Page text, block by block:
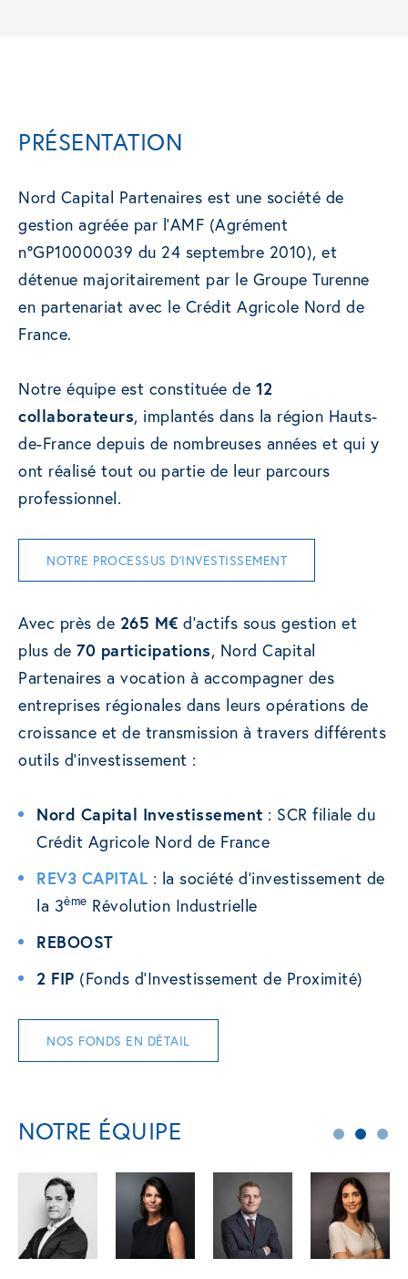
PRÉSENTATION
Nord Capital Partenaires est une société de
gestion agréée par l’AMF (Agrément
n°GP10000039 du 24 septembre 2010), et
détenue majoritairement par le Groupe Turenne
en partenariat avec le Crédit Agricole Nord de
France.
Notre équipe est constituée de 12
collaborateurs, implantés dans la région Hauts-
de-France depuis de nombreuses années et qui y
ont réalisé tout ou partie de leur parcours
professionnel.
NOTRE PROCESSUS D’INVESTISSEMENT
Avec près de 265 M€ d’actifs sous gestion et
plus de 70 participations, Nord Capital
Partenaires a vocation à accompagner des
entreprises régionales dans leurs opérations de
croissance et de transmission à travers différents
outils d’investissement :
Nord Capital Investissement : SCR filiale du
Crédit Agricole Nord de France
REV3 CAPITAL : la société d’investissement de
la 3ème Révolution Industrielle
REBOOST
2 FIP (Fonds d’Investissement de Proximité)
NOS FONDS EN DÉTAIL
NOTRE ÉQUIPE